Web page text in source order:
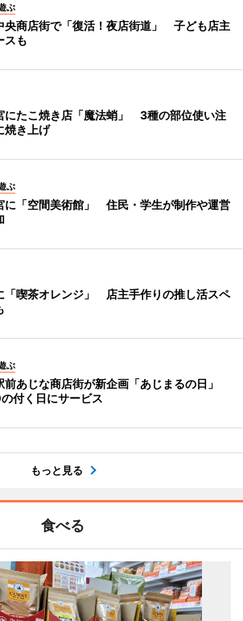
ぶ
央商店街で「復活！夜店街道」 子ども店主
スも
にたこ焼き店「魔法蛸」 3種の部位使い注
焼き上げ
ぶ
に「空間美術館」 住民・学生が制作や運営
「喫茶オレンジ」 店主手作りの推し活スペ
ぶ
前あじな商店街が新企画「あじまるの日」
付く日にサービス
もっと見る
食べる